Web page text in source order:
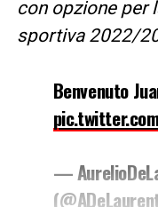
con opzione per
sportiva 2022/
Benvenuto
—